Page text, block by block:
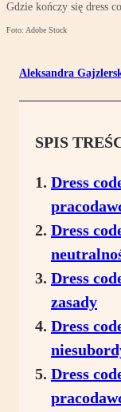
Gdzie kończy się dress
Foto: Adobe Stock
Aleksandra
SPIS
Dress
Dress
Dress
zasady
Dress
Dress